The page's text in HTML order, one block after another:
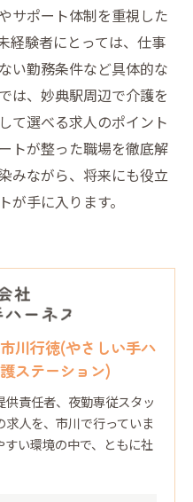
サポート体制を重視した
経験者にとっては、仕事
い勤務条件など具体的な
は、妙典駅周辺で介護を
て選べる求人のポイント
トが整った職場を徹底解
みながら、将来にも役立
手に入ります。
川行徳(やさしい手ハ
ステーション)
責任者、夜勤専従スタッ
人を、市川で行っていま
い環境の中で、ともに社